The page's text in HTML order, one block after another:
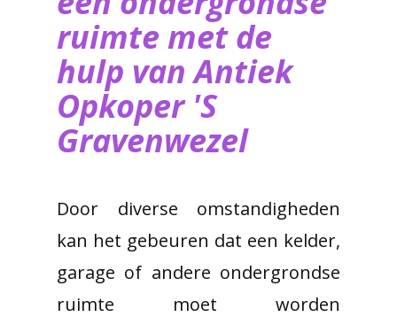
ruimte met de
hulp van ​Antiek
Opkoper 'S
Gravenwezel
Door diverse omstandigheden
kan het gebeuren dat een kelder,
garage of andere ondergrondse
ruimte moet worden